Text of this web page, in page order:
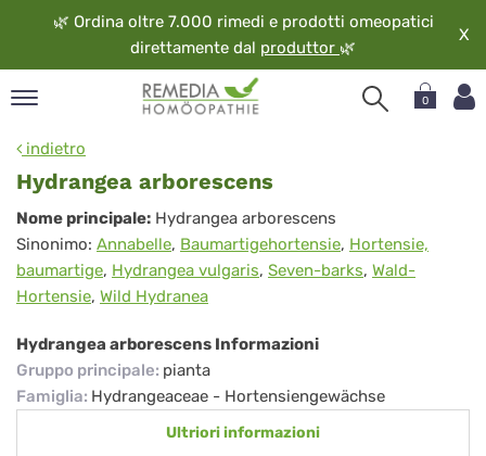
🌿 Ordina oltre 7.000 rimedi e prodotti omeopatici
direttamente dal produttor 🌿
X
0
indietro
Hydrangea arborescens
Hydrangea
arborescens
Nome principale: Hydrangea arborescens
Sinonimo: Annabelle, Baumartigehortensie, Hortensie,
baumartige, Hydrangea vulgaris, Seven-barks, Wald-
Hortensie, Wild Hydranea
Hydrangea arborescens Informazioni
Gruppo principale: pianta
Famiglia: Hydrangeaceae - Hortensiengewächse
Ultriori informazioni